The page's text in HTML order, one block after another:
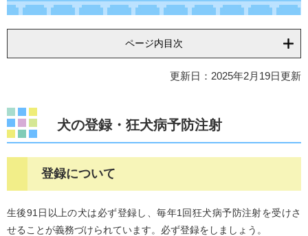
ページ内目次
更新日：2025年2月19日更新
犬の登録・狂犬病予防注射
登録について
生後91日以上の犬は必ず登録し、毎年1回狂犬病予防注射を受けさ
せることが義務づけられています。必ず登録をしましょう。